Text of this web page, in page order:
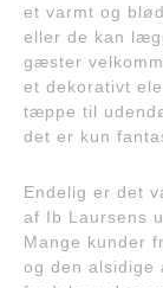
et varmt og
eller de kan
gæster
et dekorativt
tæppe til
det er kun
Endelig er det
af Ib Laursens
Mange kunder
og den alsidige